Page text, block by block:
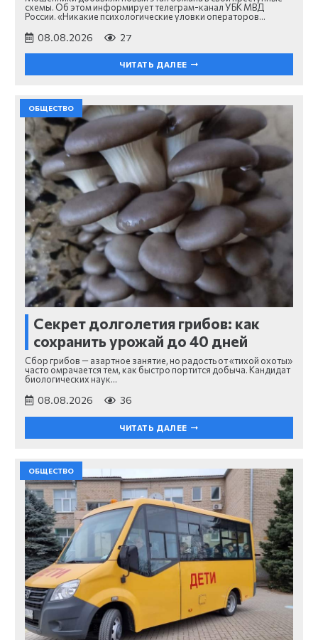
схемы. Об этом информирует телеграм-канал УБК МВД
России. «Никакие психологические уловки операторов…
08.08.2026 27
ЧИТАТЬ ДАЛЕЕ
ОБЩЕСТВО
Секрет долголетия грибов: как
сохранить урожай до 40 дней
Сбор грибов — азартное занятие, но радость от «тихой охоты»
часто омрачается тем, как быстро портится добыча. Кандидат
биологических наук…
08.08.2026 36
ЧИТАТЬ ДАЛЕЕ
ОБЩЕСТВО